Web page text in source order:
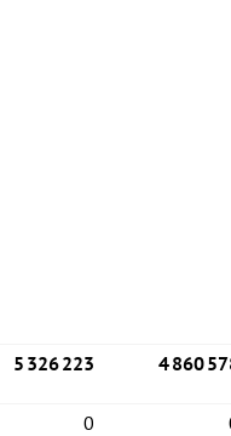
5 326 223 4 860
0